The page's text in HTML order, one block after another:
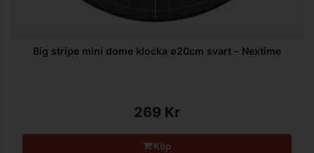
Big stripe mini dome klocka ø20cm svart - Nextime
269 Kr
Köp